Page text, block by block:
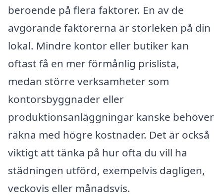
beroende på flera faktorer. En av de
avgörande faktorerna är storleken på din
lokal. Mindre kontor eller butiker kan
oftast få en mer förmånlig prislista,
medan större verksamheter som
kontorsbyggnader eller
produktionsanläggningar kanske behöver
räkna med högre kostnader. Det är också
viktigt att tänka på hur ofta du vill ha
städningen utförd, exempelvis dagligen,
veckovis eller månadsvis.